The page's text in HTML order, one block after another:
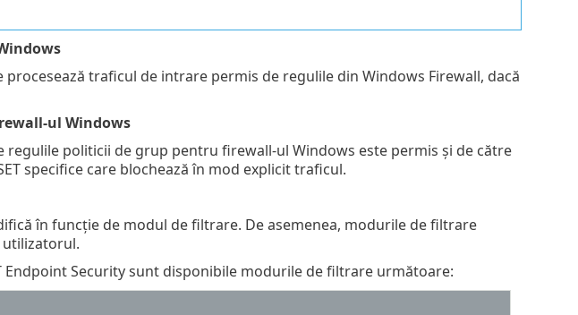
traficul de intrare permis de regulile din Windows Firewall, dacă
ul Windows
politicii de grup pentru firewall-ul Windows este permis și de către
specifice care blochează în mod explicit traficul.
în funcție de modul de filtrare. De asemenea, modurile de filtrare
utilizatorul.
Endpoint Security sunt disponibile modurile de filtrare următoare: